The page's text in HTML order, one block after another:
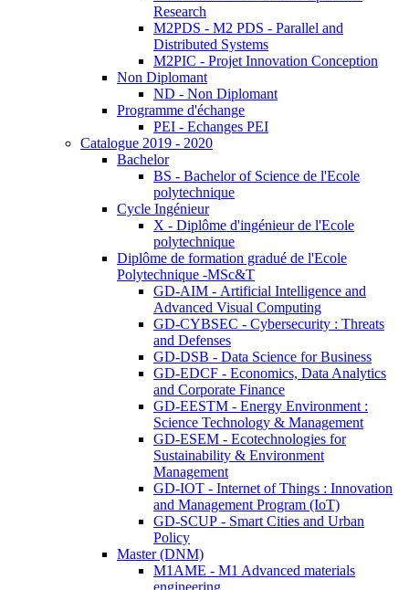
Research
M2PDS - M2 PDS - Parallel and
Distributed Systems
M2PIC - Projet Innovation Conception
Non Diplomant
ND - Non Diplomant
Programme d'échange
PEI - Echanges PEI
Catalogue 2019 - 2020
Bachelor
BS - Bachelor of Science de l'Ecole
polytechnique
Cycle Ingénieur
X - Diplôme d'ingénieur de l'Ecole
polytechnique
Diplôme de formation gradué de l'Ecole
Polytechnique -MSc&T
GD-AIM - Artificial Intelligence and
Advanced Visual Computing
GD-CYBSEC - Cybersecurity : Threats
and Defenses
GD-DSB - Data Science for Business
GD-EDCF - Economics, Data Analytics
and Corporate Finance
GD-EESTM - Energy Environment :
Science Technology & Management
GD-ESEM - Ecotechnologies for
Sustainability & Environment
Management
GD-IOT - Internet of Things : Innovation
and Management Program (IoT)
GD-SCUP - Smart Cities and Urban
Policy
Master (DNM)
M1AME - M1 Advanced materials
engineering